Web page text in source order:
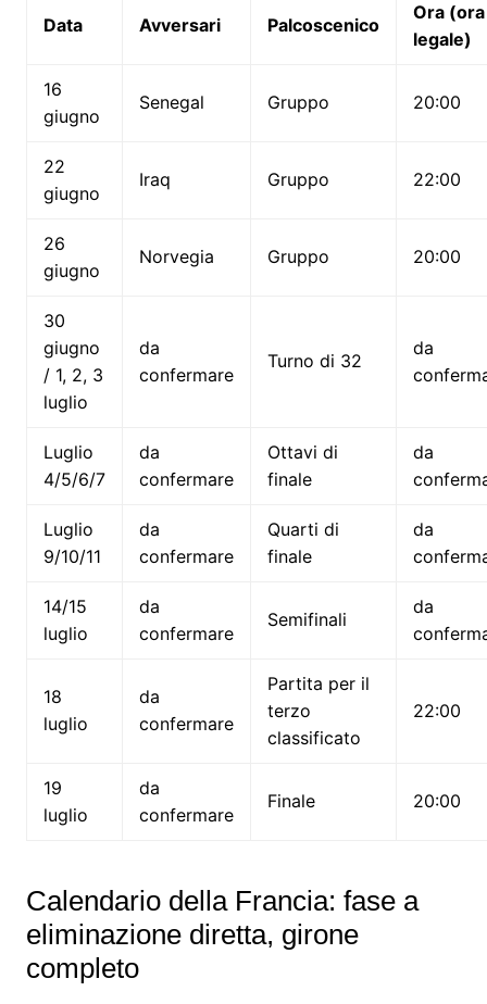
Data Avversari Palcoscenico
Ora (ora
legale)
16
giugno
Senegal Gruppo 20:00
22
giugno
Iraq Gruppo 22:00
26
giugno
Norvegia Gruppo 20:00
30
giugno
/ 1, 2, 3
luglio
da
confermare
Turno di 32
da
Luglio
4/5/6/7
da
confermare
Ottavi di
finale
da
Luglio
9/10/11
da
confermare
Quarti di
finale
da
14/15
luglio
da
confermare
Semifinali
da
18
luglio
da
confermare
Partita per il
terzo
classificato
22:00
19
luglio
da
confermare
Finale 20:00
Calendario della Francia: fase a
eliminazione diretta, girone
completo